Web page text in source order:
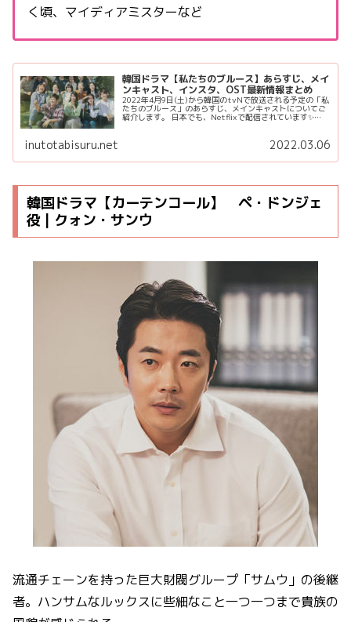
く頃、マイディアミスターなど
韓国ドラマ【私たちのブルース】あらすじ、メイ
ンキャスト、インスタ、OST最新情報まとめ
2022年4月9日(土)から韓国のtvNで放送される予定の「私
たちのブルース」のあらすじ、メインキャストについてご
紹介します。 日本でも、Netflixで配信されています✨
BTSのジミン(Jimin)ちゃん、Aespa(エスパ)のWin...
inutotabisuru.net 2022.03.06
韓国ドラマ【カーテンコール】 ペ・ドンジェ
役 | クォン・サンウ
流通チェーンを持った巨大財閥グループ「サムウ」の後継
者。ハンサムなルックスに些細なこと一つ一つまで貴族の